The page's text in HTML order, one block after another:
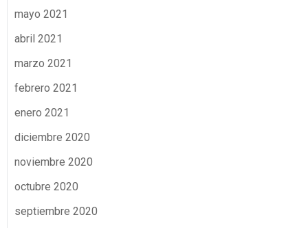
mayo 2021
abril 2021
marzo 2021
febrero 2021
enero 2021
diciembre 2020
noviembre 2020
octubre 2020
septiembre 2020